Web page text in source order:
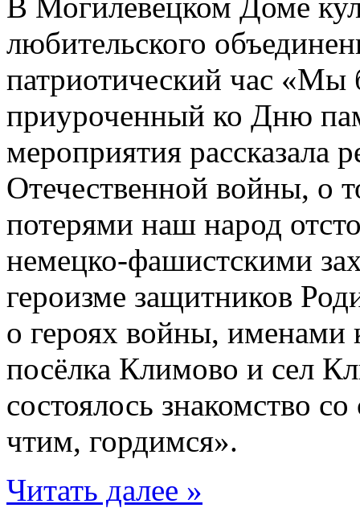
любительского
патриотический час
приуроченный ко Дню
мероприятия рассказала
Отечественной войны, о
потерями наш народ
немецко-фашистскими
героизме защитников
о героях войны, именами
посёлка Климово и сел
состоялось знакомство
чтим, гордимся».
Читать далее »